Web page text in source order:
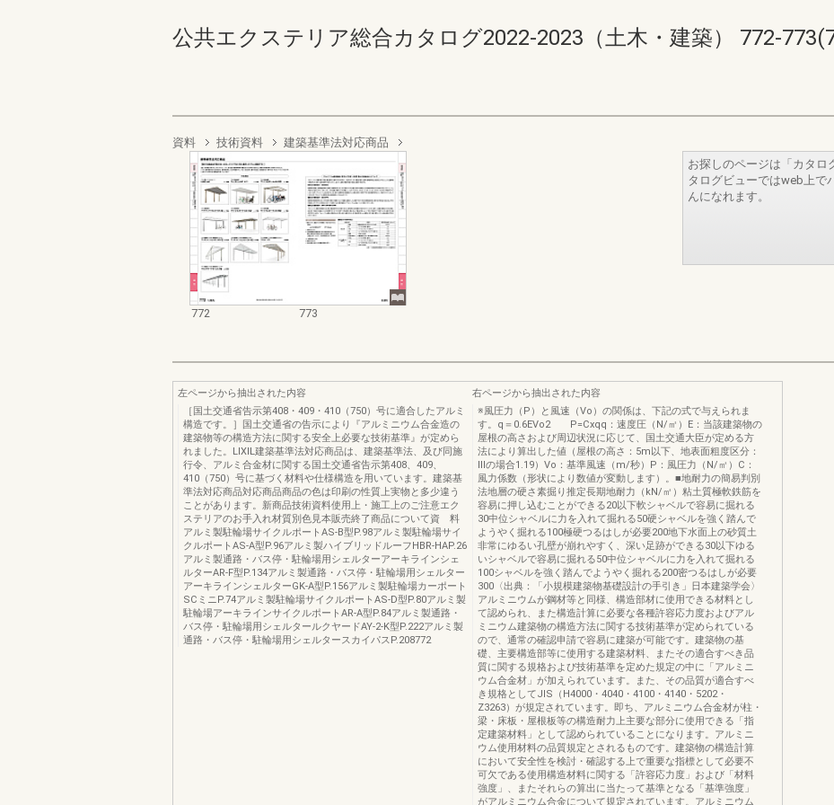
公共エクステリア総合カタログ2022-2023（土木・建築） 772-
資料 技術資料 建築基準法対応商品
772 773
お探しのページは「カタロ
タログビューではweb上で
んになれます。
左ページから抽出された内容
［国土交通省告示第408・409・410（750）号に適合したアルミ
構造です。］国土交通省の告示により『アルミニウム合金造の
建築物等の構造方法に関する安全上必要な技術基準』が定めら
れました。LIXIL建築基準法対応商品は、建築基準法、及び同施
行令、アルミ合金材に関する国土交通省告示第408、409、
410（750）号に基づく材料や仕様構造を用いています。建築基
準法対応商品対応商品商品の色は印刷の性質上実物と多少違う
ことがあります。新商品技術資料使用上・施工上のご注意エク
ステリアのお手入れ材質別色見本販売終了商品について資 料
アルミ製駐輪場サイクルポートAS-B型P.98アルミ製駐輪場サイ
クルポートAS-A型P.96アルミ製ハイブリッドルーフHBR-HAP.26
アルミ製通路・バス停・駐輪場用シェルターアーキラインシェ
ルターAR-F型P.134アルミ製通路・バス停・駐輪場用シェルター
アーキラインシェルターGK-A型P.156アルミ製駐輪場カーポート
SCミニP.74アルミ製駐輪場サイクルポートAS-D型P.80アルミ製
駐輪場アーキラインサイクルポートAR-A型P.84アルミ製通路・
バス停・駐輪場用シェルタールクヤードAY-2-K型P.222アルミ製
通路・バス停・駐輪場用シェルタースカイパスP.208772
右ページから抽出された内容
※風圧力（P）と風速（Vo）の関係は、下記の式で与えられま
す。q＝0.6EVo2 P=Cxqq：速度圧（N/㎡）E：当該建築物の
屋根の高さおよび周辺状況に応じて、国土交通大臣が定める方
法により算出した値（屋根の高さ：5m以下、地表面粗度区分：
Ⅲの場合1.19）Vo：基準風速（m/秒）P：風圧力（N/㎡）C：
風力係数（形状により数値が変動します）。■地耐力の簡易判別
法地層の硬さ素掘り推定長期地耐力（kN/㎡）粘土質極軟鉄筋を
容易に押し込むことができる20以下軟シャベルで容易に掘れる
30中位シャベルに力を入れて掘れる50硬シャベルを強く踏んで
ようやく掘れる100極硬つるはしが必要200地下水面上の砂質土
非常にゆるい孔壁が崩れやすく、深い足跡ができる30以下ゆる
いシャベルで容易に掘れる50中位シャベルに力を入れて掘れる
100シャベルを強く踏んでようやく掘れる200密つるはしが必要
300〈出典：「小規模建築物基礎設計の手引き」日本建築学会〉
アルミニウムが鋼材等と同様、構造部材に使用できる材料とし
て認められ、また構造計算に必要な各種許容応力度およびアル
ミニウム建築物の構造方法に関する技術基準が定められている
ので、通常の確認申請で容易に建築が可能です。建築物の基
礎、主要構造部等に使用する建築材料、またその適合すべき品
質に関する規格および技術基準を定めた規定の中に「アルミニ
ウム合金材」が加えられています。また、その品質が適合すべ
き規格としてJIS（H4000・4040・4100・4140・5202・
Z3263）が規定されています。即ち、アルミニウム合金材が柱・
梁・床板・屋根板等の構造耐力上主要な部分に使用できる「指
定建築材料」として認められていることになります。アルミニ
ウム使用材料の品質規定とされるものです。建築物の構造計算
において安全性を検討・確認する上で重要な指標として必要不
可欠である使用構造材料に関する「許容応力度」および「材料
強度」、またそれらの算出に当たって基準となる「基準強度」
がアルミニウム合金について規定されています。アルミニウム